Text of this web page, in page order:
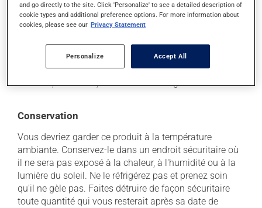
Chaque personne peut réagir différemment à un
traitement. Si vous croyez que ce produit est la cause
mentionné ici ou non, discutez-en avec votre
professionnel(le) de la santé. Il ou elle peut vous aider
à déterminer si votre traitement en est effectivement la
cause et, au besoin, vous aider à bien gérer la situation.
Conservation
Vous devriez garder ce produit à la température
ambiante. Conservez-le dans un endroit sécuritaire où
il ne sera pas exposé à la chaleur, à l'humidité ou à la
lumière du soleil. Ne le réfrigérez pas et prenez soin
qu'il ne gèle pas. Faites détruire de façon sécuritaire
toute quantité qui vous resterait après sa date de
and go directly to the site. Click 'Personalize' to see a detailed description of
cookie types and additional preference options. For more information about
cookies, please see our Privacy Statement
Personalize Accept All